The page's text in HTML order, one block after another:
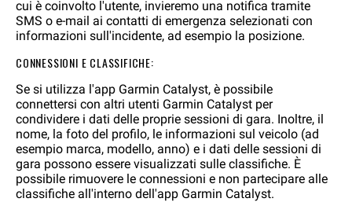
cui è coinvolto l'utente, invieremo una notifica tramite
SMS o e-mail ai contatti di emergenza selezionati con
informazioni sull'incidente, ad esempio la posizione.
CONNESSIONI E CLASSIFICHE:
Se si utilizza l'app Garmin Catalyst, è possibile
connettersi con altri utenti Garmin Catalyst per
condividere i dati delle proprie sessioni di gara. Inoltre, il
nome, la foto del profilo, le informazioni sul veicolo (ad
esempio marca, modello, anno) e i dati delle sessioni di
gara possono essere visualizzati sulle classifiche. È
possibile rimuovere le connessioni e non partecipare alle
classifiche all'interno dell'app Garmin Catalyst.